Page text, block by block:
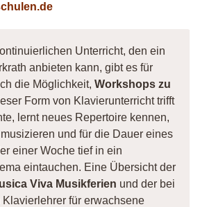
Unterricht, den ein
anbieten kann, gibt es für
die Möglichkeit, Workshops zu
Form von Klavierunterricht trifft
lernt neues Repertoire kennen,
und für die Dauer eines
einer Woche tief in ein
eintauchen. Eine Übersicht der
Viva Musikferien und der bei
für erwachsene